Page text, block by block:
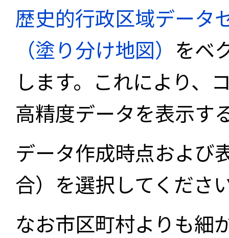
歴史的行政区域データ
（塗り分け地図） をベ
します。これにより、
高精度データを表示す
データ作成時点および
合）を選択してくださ
なお市区町村よりも細